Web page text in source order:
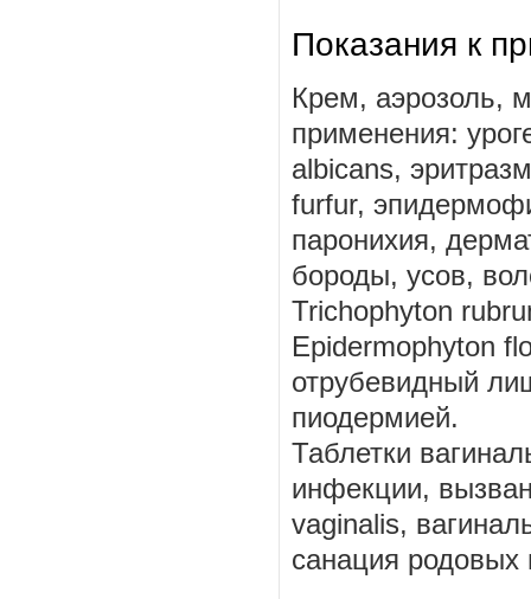
Показания к
Крем, аэрозоль,
применения:
albicans,
furfur,
паронихия,
бороды, усов,
Trichophyton
Epidermophyton
отрубевидный
пиодермией.
Таблетки
инфекции,
vaginalis,
санация родовых